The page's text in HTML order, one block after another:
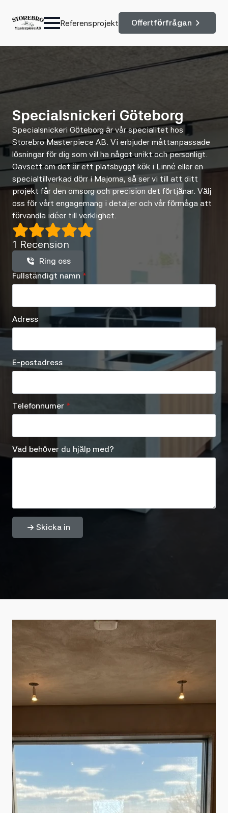
Referensprojekt Offertförfrågan
Specialsnickeri Göteborg
Specialsnickeri Göteborg är vår specialitet hos
Storebro Masterpiece AB. Vi erbjuder måttanpassade
lösningar för dig som vill ha något unikt och personligt.
Oavsett om det är ett platsbyggt kök i Linné eller en
specialtillverkad dörr i Majorna, så ser vi till att ditt
projekt får den omsorg och precision det förtjänar. Välj
oss för vårt engagemang i detaljer och vår förmåga att
förvandla idéer till verklighet.
1 Recension
Ring oss
Fullständigt namn *
Adress
E-postadress
Telefonnumer *
Vad behöver du hjälp med?
Skicka in